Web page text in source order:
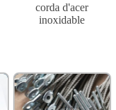
corda d'acer
inoxidable